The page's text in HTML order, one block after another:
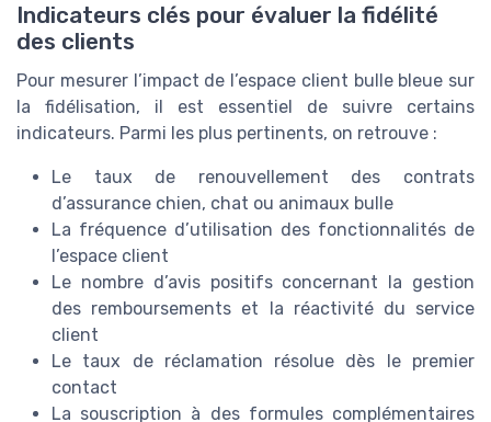
Indicateurs clés pour évaluer la fidélité
des clients
Pour mesurer l’impact de l’espace client bulle bleue sur
la fidélisation, il est essentiel de suivre certains
indicateurs. Parmi les plus pertinents, on retrouve :
Le taux de renouvellement des contrats
d’assurance chien, chat ou animaux bulle
La fréquence d’utilisation des fonctionnalités de
l’espace client
Le nombre d’avis positifs concernant la gestion
des remboursements et la réactivité du service
client
Le taux de réclamation résolue dès le premier
contact
La souscription à des formules complémentaires